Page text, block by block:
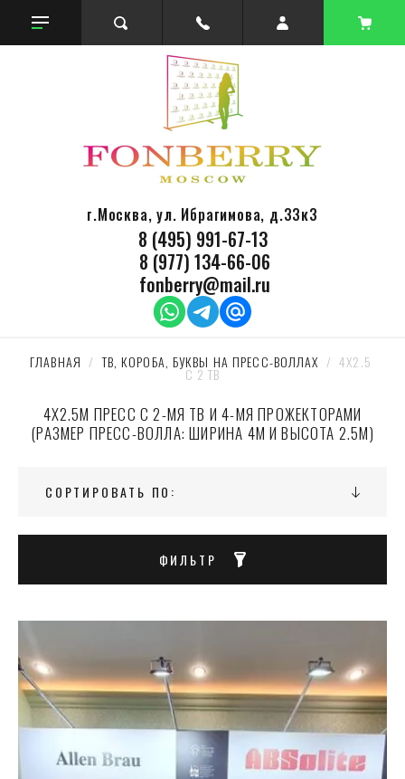
г.Москва, ул. Ибрагимова, д.33к3
8 (495) 991-67-13
8 (977) 134-66-06
fonberry@mail.ru
ГЛАВНАЯ
  /
ТВ, КОРОБА, БУКВЫ НА ПРЕСС-ВОЛЛАХ
  /  4Х2.5
С 2 ТВ
4Х2.5М ПРЕСС С 2-МЯ ТВ И 4-МЯ ПРОЖЕКТОРАМИ
(РАЗМЕР ПРЕСС-ВОЛЛА: ШИРИНА 4М И ВЫСОТА 2.5М)
СОРТИРОВАТЬ ПО:
ФИЛЬТР